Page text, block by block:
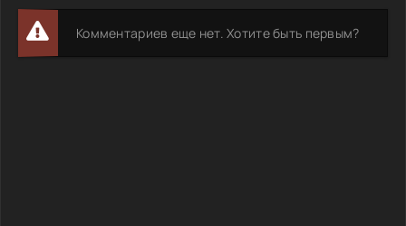
Комментариев еще нет. Хотите быть первым?